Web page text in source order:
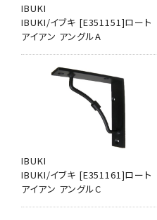
IBUKI
IBUKI/イブキ [E351151]ロート
アイアン アングルA
IBUKI
IBUKI/イブキ [E351161]ロート
アイアン アングルC